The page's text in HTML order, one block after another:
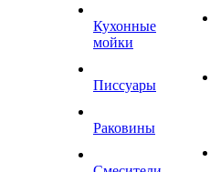
Кухонные
мойки
Писсуары
Раковины